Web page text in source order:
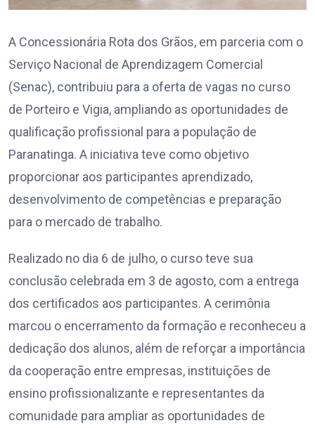
A Concessionária Rota dos Grãos, em parceria com o
Serviço Nacional de Aprendizagem Comercial
(Senac), contribuiu para a oferta de vagas no curso
de Porteiro e Vigia, ampliando as oportunidades de
qualificação profissional para a população de
Paranatinga. A iniciativa teve como objetivo
proporcionar aos participantes aprendizado,
desenvolvimento de competências e preparação
para o mercado de trabalho.
Realizado no dia 6 de julho, o curso teve sua
conclusão celebrada em 3 de agosto, com a entrega
dos certificados aos participantes. A cerimônia
marcou o encerramento da formação e reconheceu a
dedicação dos alunos, além de reforçar a importância
da cooperação entre empresas, instituições de
ensino profissionalizante e representantes da
comunidade para ampliar as oportunidades de